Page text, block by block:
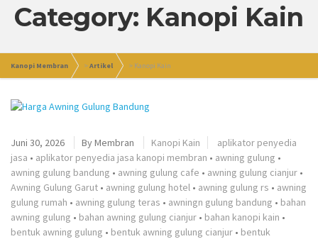
Category: Kanopi Kain
Kanopi Membran >Artikel > Kanopi Kain
Juni 30, 2026 ByMembran Kanopi Kain
aplikator penyedia
jasa • aplikator penyedia jasa kanopi membran • awning gulung •
awning gulung bandung • awning gulung cafe • awning gulung cianjur •
Awning Gulung Garut • awning gulung hotel • awning gulung rs • awning
gulung rumah • awning gulung teras • awningn gulung bandung • bahan
awning gulung • bahan awning gulung cianjur • bahan kanopi kain •
bentuk awning gulung • bentuk awning gulung cianjur • bentuk